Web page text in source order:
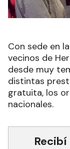
Con sede en
vecinos de
desde muy
distintas
gratuita, los
nacionales.